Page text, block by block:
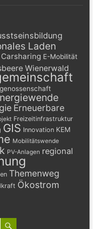
Laden
Carsharing E-Mobilität
Wienerwald
Erneuerbare
Freizeitinfrastruktur
GIS Innovation KEM
Mobilitätswende
PV-Anlagen regional
Themenweg
Ökostrom